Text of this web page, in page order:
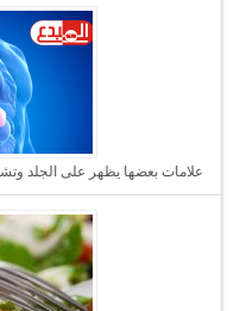
علامات بعضها يظهر على الجلد